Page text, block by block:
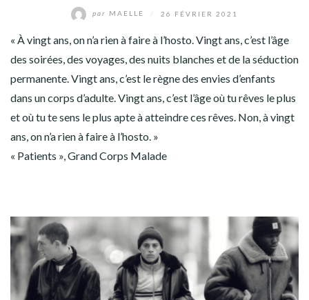
par MAELLE 26 FÉVRIER 2021
« À vingt ans, on n’a rien à faire à l’hosto. Vingt ans, c’est l’âge
des soirées, des voyages, des nuits blanches et de la séduction
permanente. Vingt ans, c’est le règne des envies d’enfants
dans un corps d’adulte. Vingt ans, c’est l’âge où tu rêves le plus
et où tu te sens le plus apte à atteindre ces rêves. Non, à vingt
ans, on n’a rien à faire à l’hosto. »
« Patients », Grand Corps Malade